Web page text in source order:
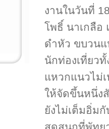
งานในวันที่
โพธิ์ นาเกลือ
ดำหัว ขบวน
นักท่องเที่ยว
แหวกแนวไม่
ให้จัดขึ้นหนึ่ง
ยังไม่เต็มอิ่ม
สุดสนุกที่พัทย